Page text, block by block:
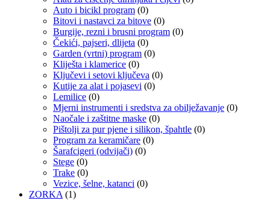
Auto i bicikl program (0)
Bitovi i nastavci za bitove (0)
Burgije, rezni i brusni program (0)
Čekići, pajseri, dlijeta (0)
Garden (vrtni) program (0)
Kliješta i klamerice (0)
Ključevi i setovi ključeva (0)
Kutije za alat i pojasevi (0)
Lemilice (0)
Mjerni instrumenti i sredstva za obilježavanje (0)
Naočale i zaštitne maske (0)
Pištolji za pur pjene i silikon, špahtle (0)
Program za keramičare (0)
Šarafcigeri (odvijači) (0)
Stege (0)
Trake (0)
Vezice, šelne, katanci (0)
ZORKA (1)